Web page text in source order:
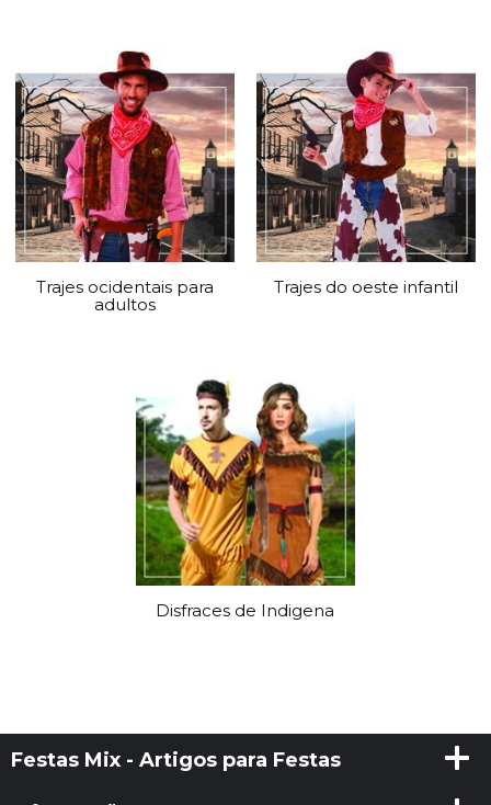
Trajes ocidentais para
adultos
Trajes do oeste infantil
Disfraces de Indigena
Festas Mix - Artigos para Festas